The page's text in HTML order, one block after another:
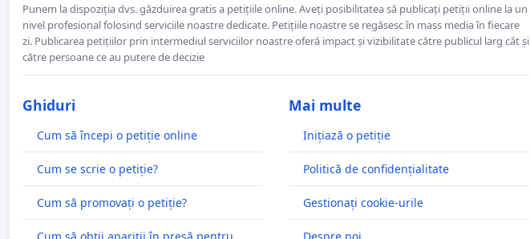
Punem la dispoziția dvs. găzduirea gratis a petițiile online. Aveți posibilitatea să publicați petiții online la un
nivel profesional folosind serviciile noastre dedicate. Petițiile noastre se regăsesc în mass media în fiecare
zi. Publicarea petițiilor prin intermediul serviciilor noastre oferă impact și vizibilitate către publicul larg cât și
către persoane ce au putere de decizie
Ghiduri
Cum să începi o petiție online
Cum se scrie o petiție?
Cum să promovați o petiție?
Mai multe
Inițiază o petiție
Politică de confidențialitate
Gestionați cookie-urile